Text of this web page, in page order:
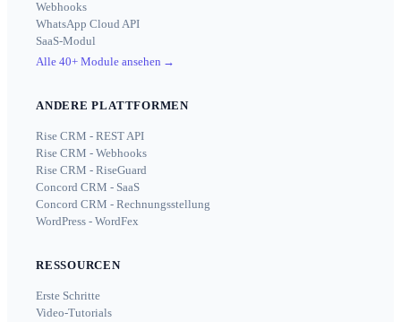
Webhooks
WhatsApp Cloud API
SaaS-Modul
Alle 40+ Module ansehen →
ANDERE PLATTFORMEN
Rise CRM - REST API
Rise CRM - Webhooks
Rise CRM - RiseGuard
Concord CRM - SaaS
Concord CRM - Rechnungsstellung
WordPress - WordFex
RESSOURCEN
Erste Schritte
Video-Tutorials